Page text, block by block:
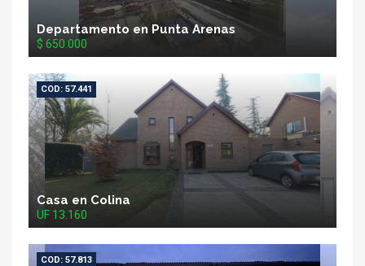
Departamento en Punta Arenas
$ 650.000
COD: 57.441
Casa en Colina
UF 13.160
COD: 57.813